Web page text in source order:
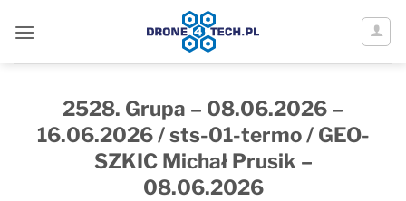
2528. Grupa – 08.06.2026 –
2528. Grupa – 08.06.2026 –
16.06.2026 / sts-01-termo / GEO-
SZKIC Michał Prusik –
08.06.2026